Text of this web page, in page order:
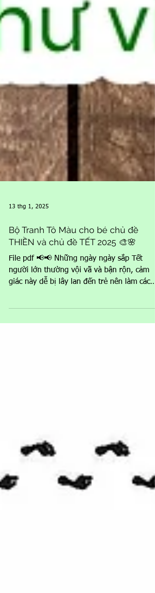
13 thg 1, 2025
Bộ Tranh Tô Màu cho bé chủ đề
THIỀN và chủ đề TẾT 2025 🎨🌸
File pdf 📢📢 Những ngày ngày sắp Tết
giác này dễ bị lây lan đến trẻ nên làm các